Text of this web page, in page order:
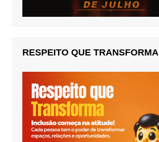
RESPEITO QUE TRANSFORMA